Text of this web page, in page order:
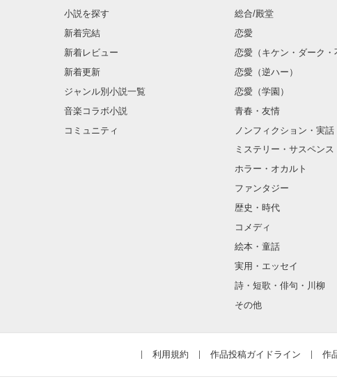
小説を探す
新着完結
新着レビュー
新着更新
ジャンル別小説一覧
音楽コラボ小説
コミュニティ
総合/殿堂
恋愛
恋愛（キケン・ダーク・
恋愛（逆ハー）
恋愛（学園）
青春・友情
ノンフィクション・実話
ミステリー・サスペンス
ホラー・オカルト
ファンタジー
歴史・時代
コメディ
絵本・童話
実用・エッセイ
詩・短歌・俳句・川柳
その他
利用規約 作品投稿ガイドライン 作